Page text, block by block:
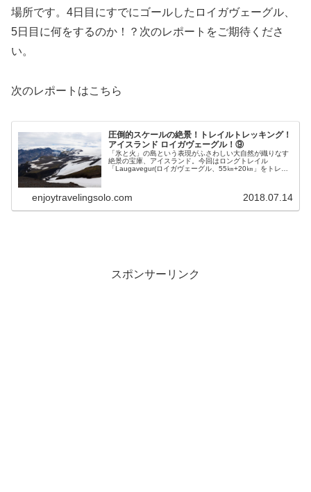
場所です。4日目にすでにゴールしたロイガヴェーグル、
5日目に何をするのか！？次のレポートをご期待くださ
い。
次のレポートはこちら
圧倒的スケールの絶景！トレイルトレッキング！
アイスランド ロイガヴェーグル！⑨
「氷と火」の島という表現がふさわしい大自然が織りなす
絶景の宝庫、アイスランド。今回はロングトレイル
「Laugavegur(ロイガヴェーグル、55㎞+20㎞」をトレッ
enjoytravelingsolo.com 2018.07.14
スポンサーリンク